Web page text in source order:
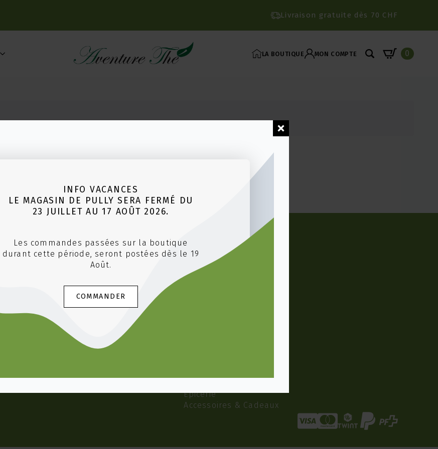
Livraison gratuite dès 70 CHF
LA BOUTIQUE MON COMPTE 0
Recevoir promos et nouveautés
Horaires d'ouverture
Avenue Samson-Reymondin 7, 1009 Pully
info@aventurethe.ch
NOS PRODUITS
Épicerie
Accessoires & Cadeaux
INFO VACANCES
LE MAGASIN DE PULLY SERA FERMÉ DU
23 JUILLET AU 17 AOÛT 2026.
Les commandes passées sur la boutique
durant cette période, seront postées dès le 19
Août.
COMMANDER